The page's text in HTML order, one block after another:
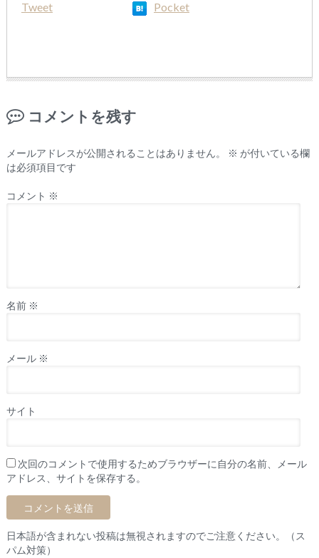
Tweet Pocket
コメントを残す
メールアドレスが公開されることはありません。 ※ が付いている欄
は必須項目です
コメント ※
名前 ※
メール ※
サイト
次回のコメントで使用するためブラウザーに自分の名前、メール
アドレス、サイトを保存する。
日本語が含まれない投稿は無視されますのでご注意ください。（ス
パム対策）